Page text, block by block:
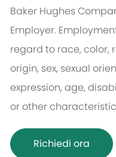
Baker Hughes
Employer.
regard to race, color,
origin, sex, sexual
expression, age,
or other
Richiedi ora